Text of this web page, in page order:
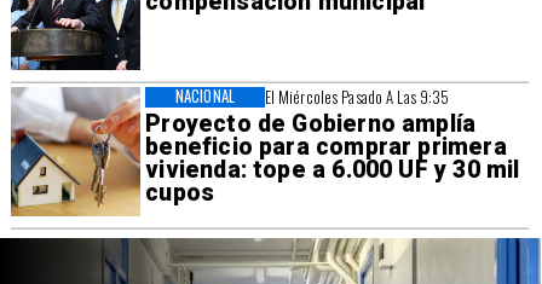
El Miércoles Pasado A Las 9:35
Proyecto de Gobierno amplía
beneficio para comprar primera
vivienda: tope a 6.000 UF y 30 mil
cupos
NACIONAL